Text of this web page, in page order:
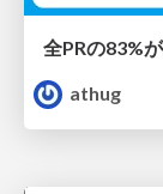
athug